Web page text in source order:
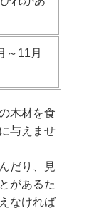
～11月
木材を食
与えませ
だり、見
があるた
なければ